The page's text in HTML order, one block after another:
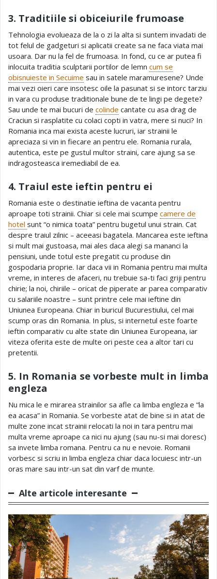
3. Traditiile si obiceiurile frumoase
Tehnologia evolueaza de la o zi la alta si suntem invadati de
tot felul de gadgeturi si aplicatii create sa ne faca viata mai
usoara. Dar nu la fel de frumoasa. In fond, cu ce ar putea fi
inlocuita traditia sculptarii portilor de lemn cum se
obisnuieste in Secuime sau in satele maramuresene? Unde
mai vezi oieri care insotesc oile la pasunat si se intorc tarziu
in vara cu produse traditionale bune de te lingi pe degete?
Sau unde te mai bucuri de colinde cantate cu asa drag de
Craciun si rasplatite cu colaci copti in vatra, mere si nuci? In
Romania inca mai exista aceste lucruri, iar strainii le
apreciaza si vin in fiecare an pentru ele. Romania rurala,
autentica, este pe gustul multor straini, care ajung sa se
indragosteasca iremediabil de ea.
4. Traiul este ieftin pentru ei
Romania este o destinatie ieftina de vacanta pentru
aproape toti strainii. Chiar si cele mai scumpe camere de
hotel sunt “o nimica toata” pentru bugetul unui strain. Cat
despre traiul zilnic – aceeasi bagatela. Mancarea este ieftina
si mult mai gustoasa, mai ales daca alegi sa mananci la
pensiuni, unde totul este pregatit cu produse din
gospodaria proprie. Iar daca vii in Romania pentru mai multa
vreme, in interes de afaceri, nu trebuie sa-ti faci griji pentru
chirie; la noi, chiriile – oricat de piperate ar parea comparativ
cu salariile noastre – sunt printre cele mai ieftine din
Uniunea Europeana. Chiar in buricul Bucurestiului, cel mai
scump oras din Romania. In plus, si internetul este foarte
ieftin comparativ cu alte state din Uniunea Europeana, iar
viteza oferita este de multe ori peste cea a altor tari cu
pretentii.
5. In Romania se vorbeste mult in limba
engleza
Nu mica le e mirarea strainilor sa afle ca limba engleza e “la
ea acasa” in Romania. Se vorbeste atat de bine si in atat de
multe zone incat strainii relocati la noi in tara pentru mai
multa vreme aproape ca nici nu ajung (sau nu-si mai doresc)
sa invete limba romana. Pentru ca nu e nevoie. Romanii
vorbesc si scriu in limba engleza chiar daca locuiesc intr-un
oras mare sau intr-un sat din varf de munte.
Alte articole interesante